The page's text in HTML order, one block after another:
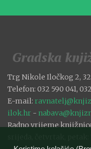
Trg Nikole Iločkog 2,
Telefon: 032 590 041,
E-mail:
ilok.hr -
Radno vrijeme